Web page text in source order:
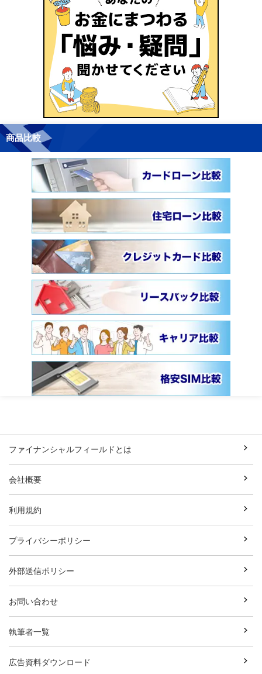
商品比較
ファイナンシャルフィールドとは
会社概要
利用規約
プライバシーポリシー
外部送信ポリシー
お問い合わせ
執筆者一覧
広告資料ダウンロード